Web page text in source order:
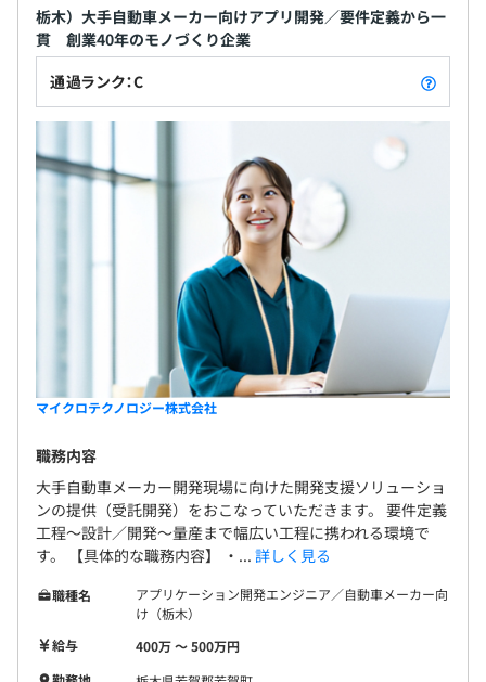
栃木）大手自動車メーカー向けアプリ開発／要件定義から一
貫 創業40年のモノづくり企業
通過ランク：C
マイクロテクノロジー株式会社
職務内容
大手自動車メーカー開発現場に向けた開発支援ソリューショ
ンの提供（受託開発）をおこなっていただきます。 要件定義
工程～設計／開発～量産まで幅広い工程に携われる環境で
す。 【具体的な職務内容】 ・... 詳しく見る
職種名
アプリケーション開発エンジニア／自動車メーカー向
け（栃木）
給与
400万 〜 500万円